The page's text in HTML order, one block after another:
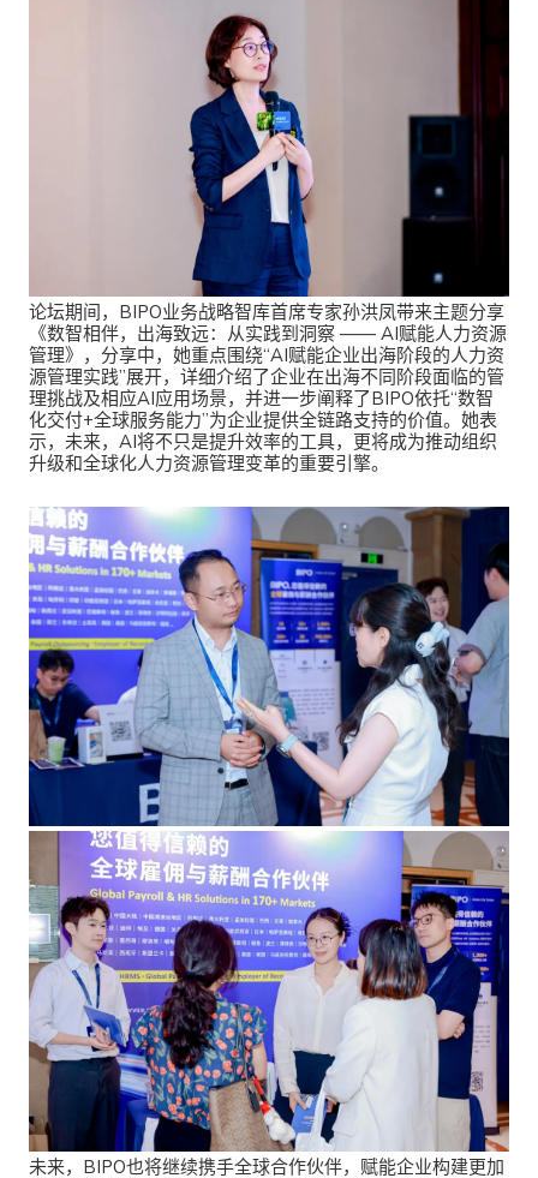
论坛期间，BIPO业务战略智库首席专家孙洪凤带来主题分享
《数智相伴，出海致远：从实践到洞察 —— AI赋能人力资源
管理》，分享中，她重点围绕“AI赋能企业出海阶段的人力资
源管理实践”展开，详细介绍了企业在出海不同阶段面临的管
理挑战及相应AI应用场景，并进一步阐释了BIPO依托“数智
化交付+全球服务能力”为企业提供全链路支持的价值。她表
示，未来，AI将不只是提升效率的工具，更将成为推动组织
升级和全球化人力资源管理变革的重要引擎。
未来，BIPO也将继续携手全球合作伙伴，赋能企业构建更加